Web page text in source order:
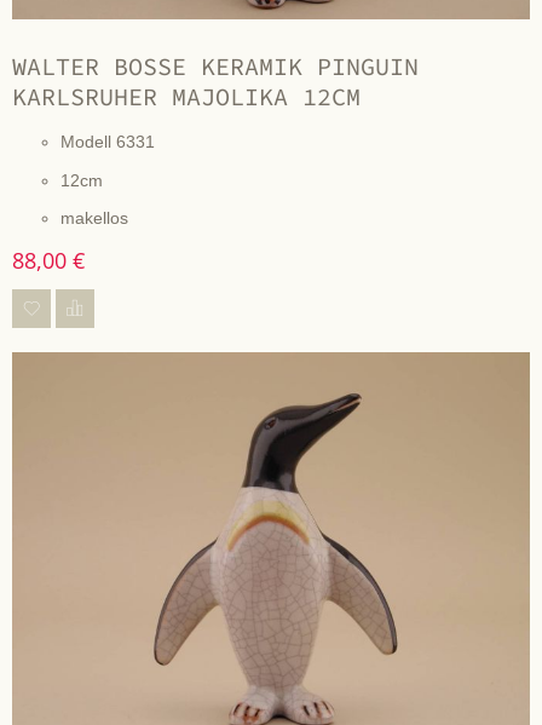
WALTER BOSSE KERAMIK PINGUIN
KARLSRUHER MAJOLIKA 12CM
Modell 6331
12cm
makellos
88,00 €